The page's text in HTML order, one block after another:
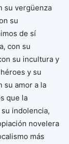
su vergüenza
su
de sí
con su
su incultura y
y su
su amor a la
que la
indolencia,
novelera
más